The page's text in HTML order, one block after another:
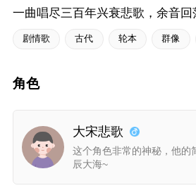
一曲唱尽三百年兴衰悲歌，余音回
剧情歌 古代 轮本 群像
角色
大宋悲歌
这个角色非常的神秘，他的
辰大海~